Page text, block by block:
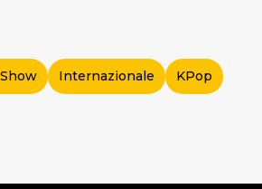
Internazionale KPop